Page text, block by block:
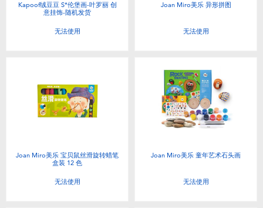
Kapoof绒豆豆 S*伦堡画-叶罗丽 创
意挂饰-随机发货
无法使用
Joan Miro美乐 异形拼图
无法使用
Joan Miro美乐 宝贝鼠丝滑旋转蜡笔
盒装 12 色
无法使用
Joan Miro美乐 童年艺术石头画
无法使用